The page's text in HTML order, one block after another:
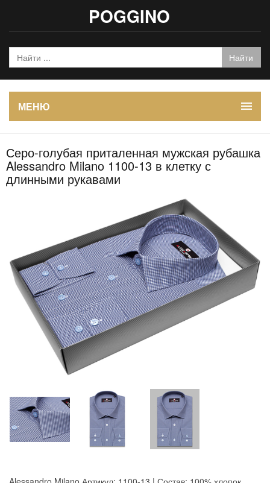
POGGINO
МЕНЮ
Серо-голубая приталенная мужская рубашка
Alessandro Milano 1100-13 в клетку с
длинными рукавами